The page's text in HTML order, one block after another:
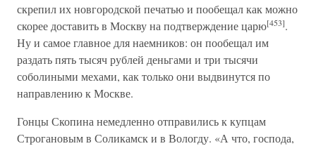
скрепил их новгородской печатью и пообещал как можно
скорее доставить в Москву на подтверждение царю[453].
Ну и самое главное для наемников: он пообещал им
раздать пять тысяч рублей деньгами и три тысячи
соболиными мехами, как только они выдвинутся по
направлению к Москве.
Гонцы Скопина немедленно отправились к купцам
Строгановым в Соликамск и в Вологду. «А что, господа,